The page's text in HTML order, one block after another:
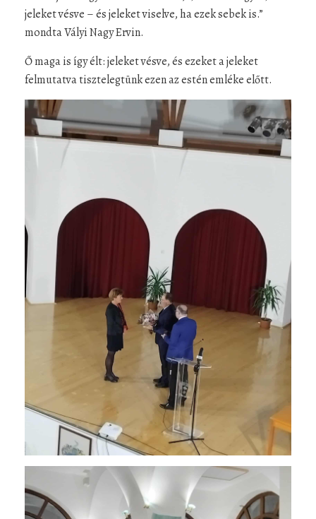
jeleket vésve – és jeleket viselve, ha ezek sebek is.”
mondta Vályi Nagy Ervin.
Ő maga is így élt: jeleket vésve, és ezeket a jeleket
felmutatva tisztelegtünk ezen az estén emléke előtt.